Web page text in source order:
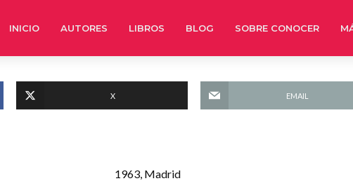
INICIO AUTORES LIBROS BLOG SOBRE CONOCER
X EMAIL
1963, Madrid